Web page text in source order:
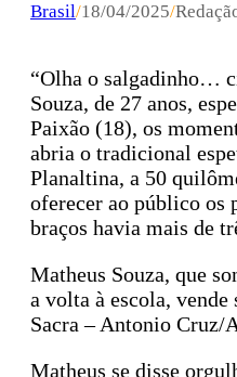
Brasil/18/04/2025/
“Olha o salgadinho…
Souza, de 27 anos,
Paixão (18), os
abria o tradicional
Planaltina, a 50
oferecer ao público os
braços havia mais de
Matheus Souza, que
a volta à escola,
Sacra – Antonio Cruz/
Matheus se disse